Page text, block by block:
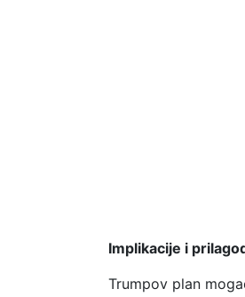
Implikacije i
Trumpov plan